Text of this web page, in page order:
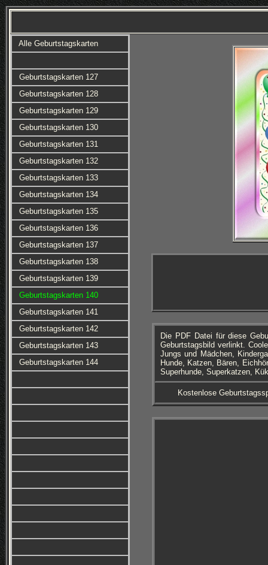
Alle Geburtstagskarten
Geburtstagskarten 127
Geburtstagskarten 128
Geburtstagskarten 129
Geburtstagskarten 130
Geburtstagskarten 131
Geburtstagskarten 132
Geburtstagskarten 133
Geburtstagskarten 134
Geburtstagskarten 135
Geburtstagskarten 136
Geburtstagskarten 137
Geburtstagskarten 138
Geburtstagskarten 139
Geburtstagskarten 140
Geburtstagskarten 141
Geburtstagskarten 142
Geburtstagskarten 143
Geburtstagskarten 144
Die PDF Datei für diese
Geburtstagsbild verlinkt.
Jungs und Mädchen,
Hunde, Katzen, Bären,
Superhunde, Superkatzen,
Kostenlose